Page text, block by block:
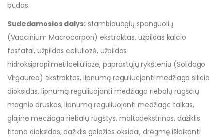
būdas.
Sudedamosios dalys: stambiauogių spanguolių
(Vaccinium Macrocarpon) ekstraktas, užpildas kalcio
fosfatai, užpildas celiuliozė, užpildas
hidroksipropilmetilceliuliozė, paprastųjų rykštenių (Solidago
Virgaurea) ekstraktas, lipnumą reguliuojanti medžiaga silicio
dioksidas, lipnumą reguliuojanti medžiaga riebalų rūgščių
magnio druskos, lipnumą reguliuojanti medžiaga talkas,
glajinė medžiaga riebalų rūgštys, maltodekstrinas, dažiklis
titano dioksidas, dažiklis geležies oksidai, drėgmę išlaikanti